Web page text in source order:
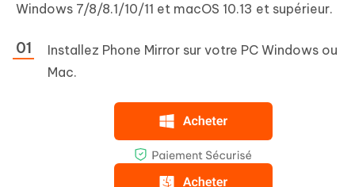
Windows 7/8/8.1/10/11 et macOS 10.13 et supérieur.
Installez Phone Mirror sur votre PC Windows ou
Mac.